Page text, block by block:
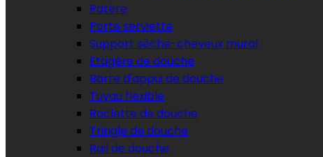
Patère
Porte serviette
Support sèche-cheveux mural
Etagère de douche
Barre d'appui de douche
Tuyau flexible
Raclette de douche
Tringle de douche‎
Rail de douche